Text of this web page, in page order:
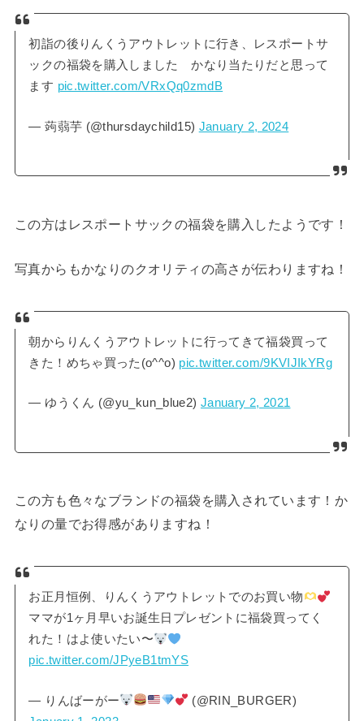
初詣の後りんくうアウトレットに行き、レスポートサ
ックの福袋を購入しました かなり当たりだと思って
ます pic.twitter.com/VRxQq0zmdB
— 蒟蒻芋 (@thursdaychild15) January 2, 2024
この方はレスポートサックの福袋を購入したようです！
写真からもかなりのクオリティの高さが伝わりますね！
朝からりんくうアウトレットに行ってきて福袋買って
きた！めちゃ買った(o^^o) pic.twitter.com/9KVIJIkYRg
— ゆうくん (@yu_kun_blue2) January 2, 2021
この方も色々なブランドの福袋を購入されています！か
なりの量でお得感がありますね！
お正月恒例、りんくうアウトレットでのお買い物
ママが1ヶ月早いお誕生日プレゼントに福袋買ってく
れた！はよ使いたい〜
pic.twitter.com/JPyeB1tmYS
— りんばーがー
(@RIN_BURGER)